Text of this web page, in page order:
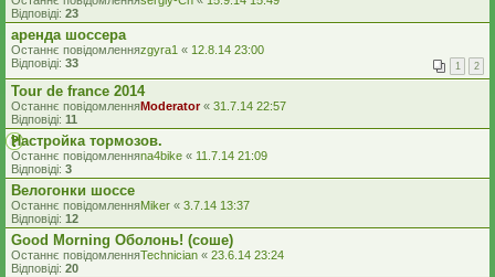
Відповіді: 23
аренда шоссера
Останнє повідомленняzgyra1 « 12.8.14 23:00
Відповіді: 33 1 2
Tour de france 2014
Останнє повідомленняModerator« 31.7.14 22:57
Відповіді: 11
Настройка тормозов.
Останнє повідомленняna4bike « 11.7.14 21:09
Відповіді: 3
Велогонки шоссе
Останнє повідомленняMiker « 3.7.14 13:37
Відповіді: 12
Good Morning Оболонь! (соше)
Останнє повідомленняTechnician « 23.6.14 23:24
Відповіді: 20